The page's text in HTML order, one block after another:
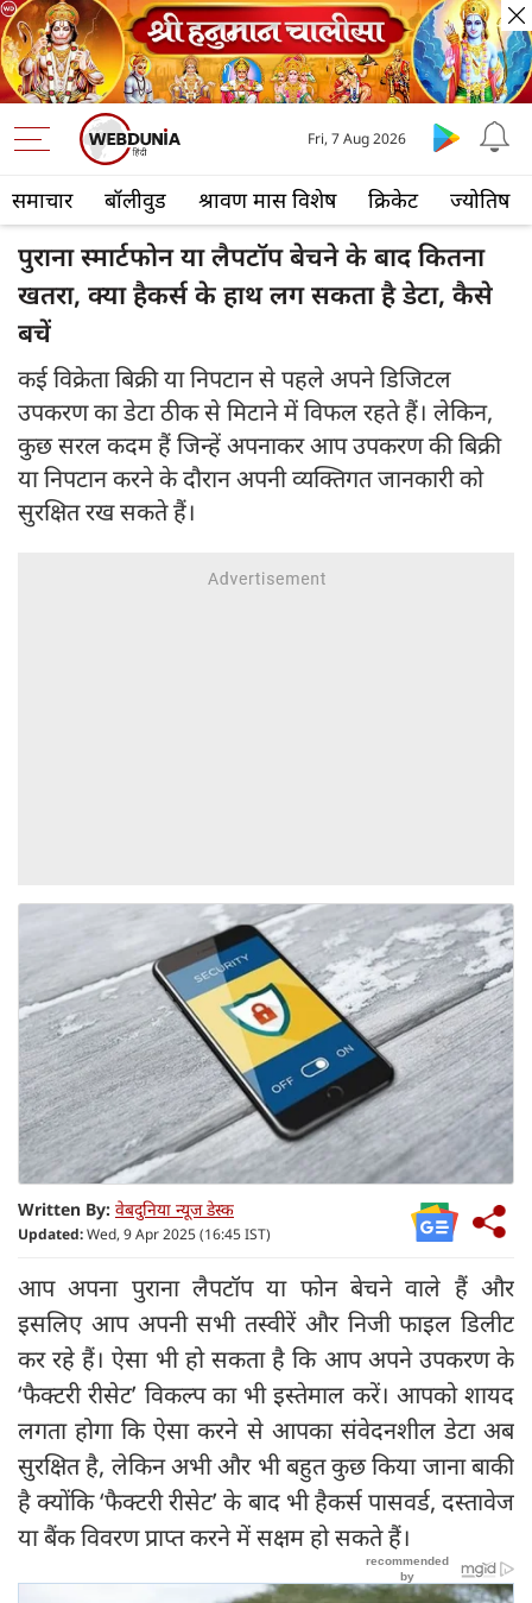
समाचार बॉलीवुड श्रावण मास विशेष क्रिकेट ज्योतिष
Fri, 7 Aug 2026
पुराना स्मार्टफोन या लैपटॉप बेचने के बाद कितना
खतरा, क्या हैकर्स के हाथ लग सकता है डेटा, कैसे
बचें
कई विक्रेता बिक्री या निपटान से पहले अपने डिजिटल
उपकरण का डेटा ठीक से मिटाने में विफल रहते हैं। लेकिन,
कुछ सरल कदम हैं जिन्हें अपनाकर आप उपकरण की बिक्री
या निपटान करने के दौरान अपनी व्यक्तिगत जानकारी को
सुरक्षित रख सकते हैं।
Written By: वेबदुनिया न्यूज डेस्क
Updated:Wed, 9 Apr 2025 (16:45 IST)
आप अपना पुराना लैपटॉप या फोन बेचने वाले हैं और
इसलिए आप अपनी सभी तस्वीरें और निजी फाइल डिलीट
कर रहे हैं। ऐसा भी हो सकता है कि आप अपने उपकरण के
‘फैक्टरी रीसेट’ विकल्प का भी इस्तेमाल करें। आपको शायद
लगता होगा कि ऐसा करने से आपका संवेदनशील डेटा अब
सुरक्षित है, लेकिन अभी और भी बहुत कुछ किया जाना बाकी
है क्योंकि ‘फैक्टरी रीसेट’ के बाद भी हैकर्स पासवर्ड, दस्तावेज
या बैंक विवरण प्राप्त करने में सक्षम हो सकते हैं।